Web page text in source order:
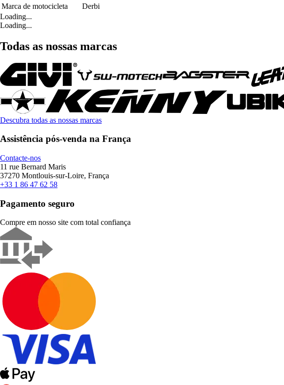
Marca de motocicleta
Derbi
Loading...
Loading...
Todas as nossas marcas
Descubra todas as nossas marcas
Assistência pós-venda na França
Contacte-nos
11 rue Bernard Maris
37270 Montlouis-sur-Loire, França
+33 1 86 47 62 58
Pagamento seguro
Compre em nosso site com total confiança